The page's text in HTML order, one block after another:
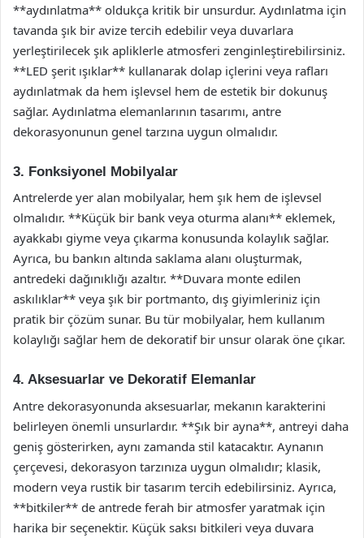
**aydınlatma** oldukça kritik bir unsurdur. Aydınlatma için
tavanda şık bir avize tercih edebilir veya duvarlara
yerleştirilecek şık apliklerle atmosferi zenginleştirebilirsiniz.
**LED şerit ışıklar** kullanarak dolap içlerini veya rafları
aydınlatmak da hem işlevsel hem de estetik bir dokunuş
sağlar. Aydınlatma elemanlarının tasarımı, antre
dekorasyonunun genel tarzına uygun olmalıdır.
3. Fonksiyonel Mobilyalar
Antrelerde yer alan mobilyalar, hem şık hem de işlevsel
olmalıdır. **Küçük bir bank veya oturma alanı** eklemek,
ayakkabı giyme veya çıkarma konusunda kolaylık sağlar.
Ayrıca, bu bankın altında saklama alanı oluşturmak,
antredeki dağınıklığı azaltır. **Duvara monte edilen
askılıklar** veya şık bir portmanto, dış giyimleriniz için
pratik bir çözüm sunar. Bu tür mobilyalar, hem kullanım
kolaylığı sağlar hem de dekoratif bir unsur olarak öne çıkar.
4. Aksesuarlar ve Dekoratif Elemanlar
Antre dekorasyonunda aksesuarlar, mekanın karakterini
belirleyen önemli unsurlardır. **Şık bir ayna**, antreyi daha
geniş gösterirken, aynı zamanda stil katacaktır. Aynanın
çerçevesi, dekorasyon tarzınıza uygun olmalıdır; klasik,
modern veya rustik bir tasarım tercih edebilirsiniz. Ayrıca,
**bitkiler** de antrede ferah bir atmosfer yaratmak için
harika bir seçenektir. Küçük saksı bitkileri veya duvara